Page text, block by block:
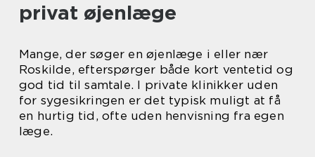
privat øjenlæge
Mange, der søger en øjenlæge i eller nær
Roskilde, efterspørger både kort ventetid og
god tid til samtale. I private klinikker uden
for sygesikringen er det typisk muligt at få
en hurtig tid, ofte uden henvisning fra egen
læge.